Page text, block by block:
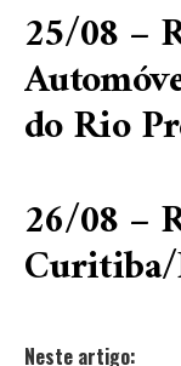
25/08 –
do Rio
26/08 –
Curitiba/
Neste artigo: